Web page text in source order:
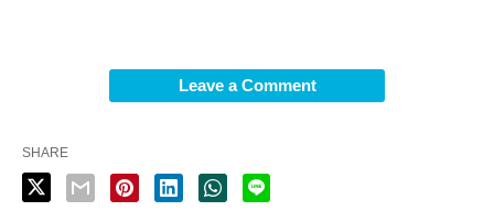
Leave a Comment
SHARE